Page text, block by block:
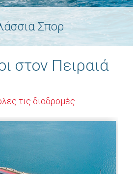
Σπορ
στον Πειραιά
τις διαδρομές